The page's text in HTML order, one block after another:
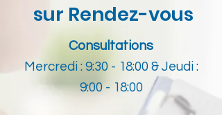
sur Rendez-vous
Consultations
Mercredi : 9:30 - 18:00 & Jeudi :
9:00 - 18:00